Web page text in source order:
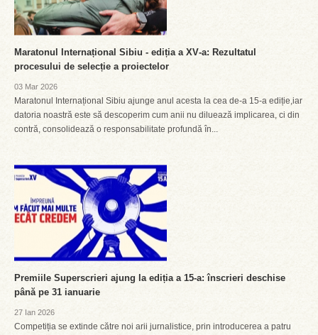
Maratonul Internațional Sibiu - ediția a XV‑a: Rezultatul
procesului de selecție a proiectelor
03 Mar 2026
Maratonul Internațional Sibiu ajunge anul acesta la cea de-a 15‑a ediție,iar
datoria noastră este să descoperim cum anii nu diluează implicarea, ci din
contră, consolidează o responsabilitate profundă în...
Premiile Superscrieri ajung la ediția a 15-a: înscrieri deschise
până pe 31 ianuarie
27 Ian 2026
Competiția se extinde către noi arii jurnalistice, prin introducerea a patru